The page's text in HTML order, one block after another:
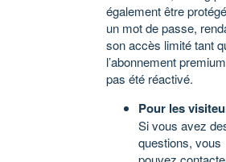
également être
un mot de passe,
son accès limité tant
l’abonnement
pas été réactivé.
Pour les
Si vous avez
questions, vous